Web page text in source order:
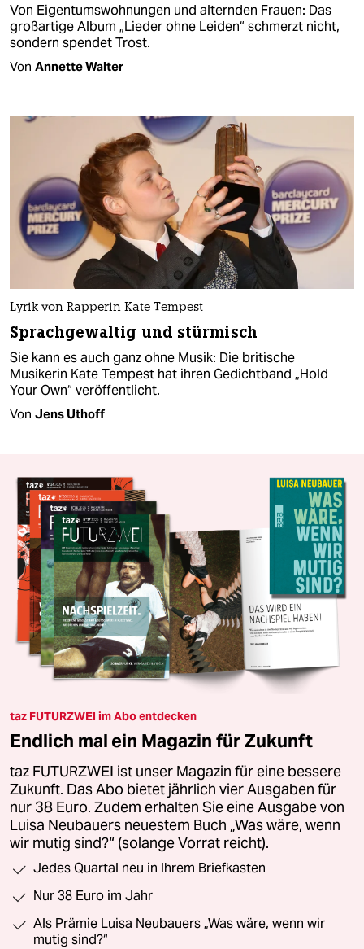
Von Eigentumswohnungen und alternden Frauen: Das
großartige Album „Lieder ohne Leiden“ schmerzt nicht,
sondern spendet Trost.
Von Annette Walter
Lyrik von Rapperin Kate Tempest
Sprachgewaltig und stürmisch
Sie kann es auch ganz ohne Musik: Die britische
Musikerin Kate Tempest hat ihren Gedichtband „Hold
Your Own“ veröffentlicht.
Von Jens Uthoff
taz FUTURZWEI im Abo entdecken
Endlich mal ein Magazin für Zukunft
taz FUTURZWEI ist unser Magazin für eine bessere
Zukunft. Das Abo bietet jährlich vier Ausgaben für
nur 38 Euro. Zudem erhalten Sie eine Ausgabe von
Luisa Neubauers neuestem Buch „Was wäre, wenn
wir mutig sind?“ (solange Vorrat reicht).
Jedes Quartal neu in Ihrem Briefkasten
Nur 38 Euro im Jahr
Als Prämie Luisa Neubauers „Was wäre, wenn wir
mutig sind?“